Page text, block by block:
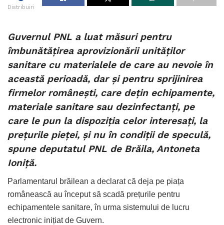
Distribuiri
Guvernul PNL a luat măsuri pentru
îmbunătățirea aprovizionării unităților
sanitare cu materialele de care au nevoie în
această perioadă, dar și pentru sprijinirea
firmelor românești, care dețin echipamente,
materiale sanitare sau dezinfectanți, pe
care le pun la dispoziția celor interesați, la
prețurile pieței, și nu în condiții de speculă,
spune deputatul PNL de Brăila, Antoneta
Ioniță.
Parlamentarul brăilean a declarat că deja pe piața
românească au început să scadă prețurile pentru
echipamentele sanitare, în urma sistemului de lucru
electronic inițiat de Guvern.